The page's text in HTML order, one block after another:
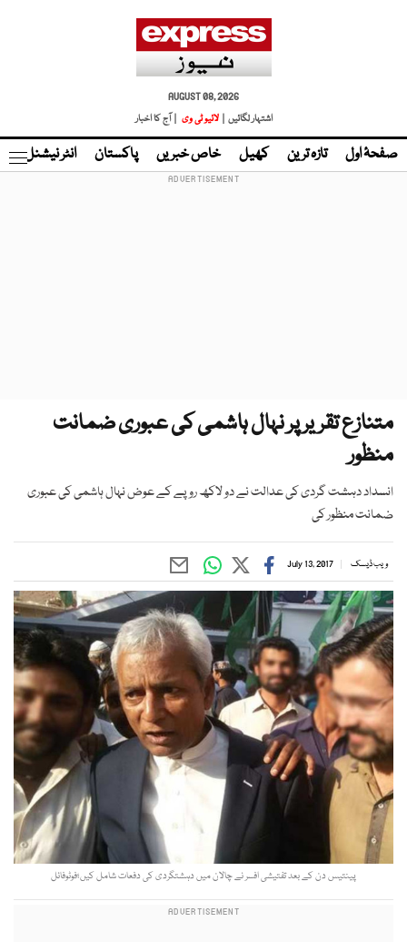
AUGUST 08, 2026
اشتہار لگائیں |
لائیو ٹی وی | آج کا اخبار
صفحۂ اول تازہ ترین کھیل خاص خبریں پاکستان انٹر نیشنل
متنازع تقریر پر نہال ہاشمی کی عبوری ضمانت
منظور
انسداد دہشت گردی کی عدالت نے دو لاکھ روپے کے عوض نہال ہاشمی کی عبوری
ضمانت منظور کی
ویب ڈیسک July 13, 2017
پینتیس دن کے بعد تفتیشی افسر نے چالان میں دہشتگردی کی دفعات شامل کیں؛فوٹوفائل